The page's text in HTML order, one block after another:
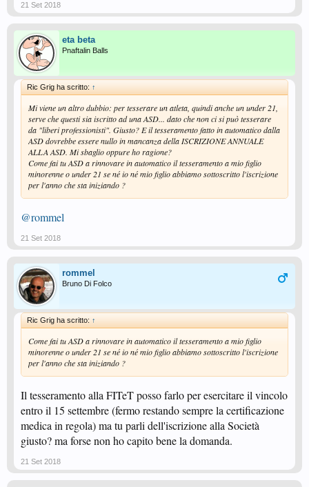
21 Set 2018
eta beta
Pnaftalin Balls
Ric Grig ha scritto: ↑
Mi viene un altro dubbio: per tesserare un atleta, quindi anche un under 21,
serve che questi sia iscritto ad una ASD... dato che non ci si può tesserare
da "liberi professionisti". Giusto? E il tesseramento fatto in automatico dalla
ASD dovrebbe essere nullo in mancanza della ISCRIZIONE ANNUALE
ALLA ASD. Mi sbaglio oppure ho ragione?
Come fai tu ASD a rinnovare in automatico il tesseramento a mio figlio
minorenne o under 21 se né io né mio figlio abbiamo sottoscritto l'iscrizione
per l'anno che sta iniziando ?
@rommel
21 Set 2018
rommel
Bruno Di Folco
Ric Grig ha scritto: ↑
Come fai tu ASD a rinnovare in automatico il tesseramento a mio figlio
minorenne o under 21 se né io né mio figlio abbiamo sottoscritto l'iscrizione
per l'anno che sta iniziando ?
Il tesseramento alla FITeT posso farlo per esercitare il vincolo
entro il 15 settembre (fermo restando sempre la certificazione
medica in regola) ma tu parli dell'iscrizione alla Società
giusto? ma forse non ho capito bene la domanda.
21 Set 2018